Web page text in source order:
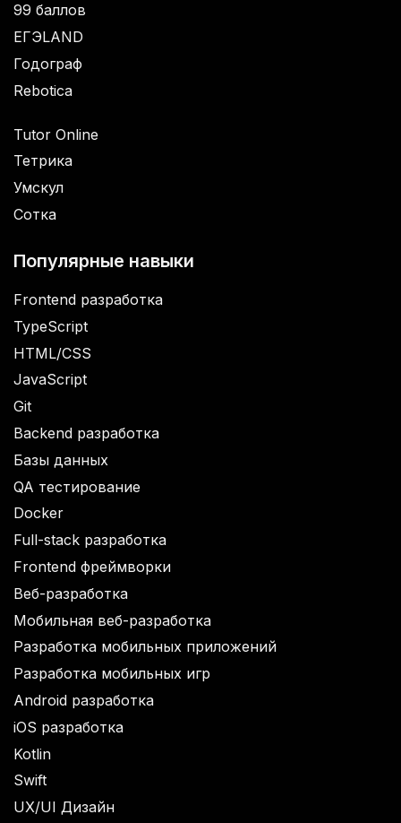
99 баллов
ЕГЭLAND
Годограф
Rebotica
Tutor Online
Тетрика
Умскул
Сотка
Популярные навыки
Frontend разработка
TypeScript
HTML/CSS
JavaScript
Git
Backend разработка
Базы данных
QA тестирование
Docker
Full-stack разработка
Frontend фреймворки
Веб-разработка
Мобильная веб-разработка
Разработка мобильных приложений
Разработка мобильных игр
Android разработка
iOS разработка
Kotlin
Swift
UX/UI Дизайн